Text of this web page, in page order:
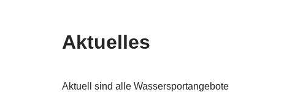
Aktuelles
Aktuell sind alle Wassersportangebote